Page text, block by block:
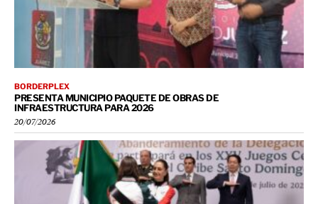
BORDERPLEX
PRESENTA MUNICIPIO PAQUETE DE OBRAS DE
INFRAESTRUCTURA PARA 2026
20/07/2026